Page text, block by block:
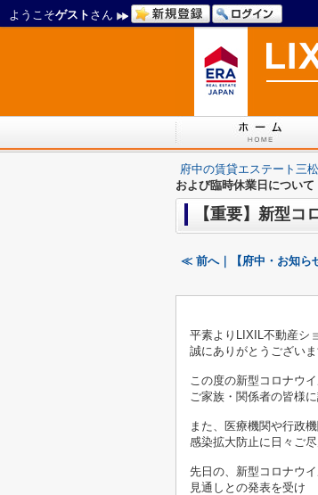
ようこそゲスト さん
府中の賃貸エステート三松
および臨時休業日について
【重要】新型
≪ 前へ｜【府中・お知ら
平素よりLIXIL不動産シ
誠にありがとうございま
この度の新型コロナウ
ご家族・関係者の皆様
また、医療機関や行政機
感染拡大防止に日々ご
先日の、新型コロナウ
見通しとの発表を受け